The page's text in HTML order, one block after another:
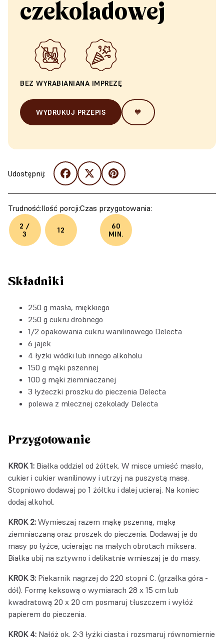
czekoladowej
BEZ WYRABIANIANA IMPREZĘ
WYDRUKUJ PRZEPIS 🧡
Udostępnij:
Trudność:
2 /
3
Ilość porcji:
12
Czas przygotowania:
60
MIN.
Składniki
250 g masła, miękkiego
250 g cukru drobnego
1/2 opakowania cukru wanilinowego Delecta
6 jajek
4 łyżki wódki lub innego alkoholu
150 g mąki pszennej
100 g mąki ziemniaczanej
3 łyżeczki proszku do pieczenia Delecta
polewa z mlecznej czekolady Delecta
Przygotowanie
KROK 1: Białka oddziel od żółtek. W misce umieść masło,
cukier i cukier wanilinowy i utrzyj na puszystą masę.
Stopniowo dodawaj po 1 żółtku i dalej ucieraj. Na koniec
dodaj alkohol.
KROK 2: Wymieszaj razem mąkę pszenną, mąkę
ziemniaczaną oraz proszek do pieczenia. Dodawaj je do
masy po łyżce, ucierając na małych obrotach miksera.
Białka ubij na sztywno i delikatnie wmieszaj je do masy.
KROK 3: Piekarnik nagrzej do 220 stopni C. (grzałka góra -
dół). Formę keksową o wymiarach 28 x 15 cm lub
kwadratową 20 x 20 cm posmaruj tłuszczem i wyłóż
papierem do pieczenia.
KROK 4: Nałóż ok. 2-3 łyżki ciasta i rozsmaruj równomiernie